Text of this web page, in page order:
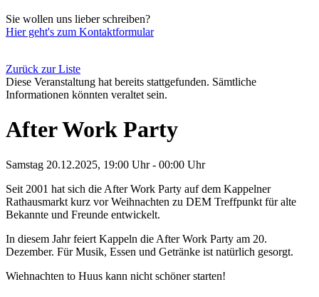
Sie wollen uns lieber schreiben?
Hier geht's zum Kontaktformular
Zurück zur Liste
Diese Veranstaltung hat bereits stattgefunden. Sämtliche
Informationen könnten veraltet sein.
After Work Party
Samstag 20.12.2025, 19:00 Uhr - 00:00 Uhr
Seit 2001 hat sich die After Work Party auf dem Kappelner
Rathausmarkt kurz vor Weihnachten zu DEM Treffpunkt für alte
Bekannte und Freunde entwickelt.
In diesem Jahr feiert Kappeln die After Work Party am 20.
Dezember. Für Musik, Essen und Getränke ist natürlich gesorgt.
Wiehnachten to Huus kann nicht schöner starten!